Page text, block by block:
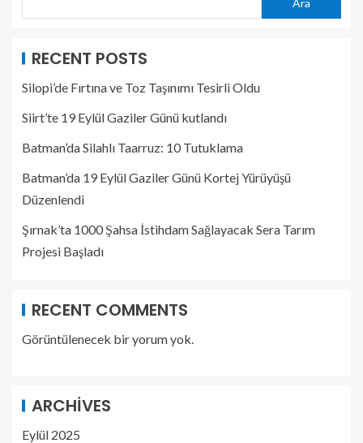
RECENT POSTS
Silopi’de Fırtına ve Toz Taşınımı Tesirli Oldu
Siirt’te 19 Eylül Gaziler Günü kutlandı
Batman’da Silahlı Taarruz: 10 Tutuklama
Batman’da 19 Eylül Gaziler Günü Kortej Yürüyüşü
Düzenlendi
Şırnak’ta 1000 Şahsa İstihdam Sağlayacak Sera Tarım
Projesi Başladı
RECENT COMMENTS
Görüntülenecek bir yorum yok.
ARCHIVES
Eylül 2025